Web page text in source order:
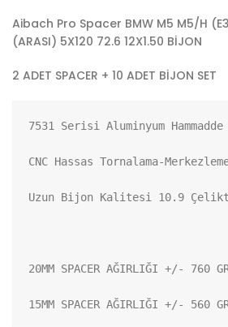
Aibach Pro Spacer BMW M5 M5/H
(ARASI) 5X120 72.6 12X1.50 BİJON
2 ADET SPACER + 10 ADET BİJON SET
7531 Serisi Aluminyum Hammadde
CNC Hassas Tornalama-
Uzun Bijon Kalitesi 10.9
20MM SPACER AĞIRLIĞI +/- 760
15MM SPACER AĞIRLIĞI +/- 560